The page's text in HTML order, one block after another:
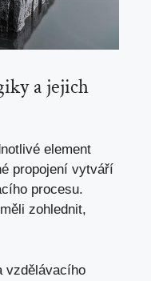
a jejich
element
propojení vytváří
procesu.
zohlednit,
vzdělávacího